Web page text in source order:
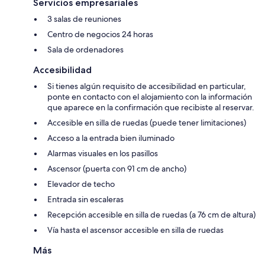
Servicios empresariales
3 salas de reuniones
Centro de negocios 24 horas
Sala de ordenadores
Accesibilidad
Si tienes algún requisito de accesibilidad en particular,
ponte en contacto con el alojamiento con la información
que aparece en la confirmación que recibiste al reservar.
Accesible en silla de ruedas (puede tener limitaciones)
Acceso a la entrada bien iluminado
Alarmas visuales en los pasillos
Ascensor (puerta con 91 cm de ancho)
Elevador de techo
Entrada sin escaleras
Recepción accesible en silla de ruedas (a 76 cm de altura)
Vía hasta el ascensor accesible en silla de ruedas
Más